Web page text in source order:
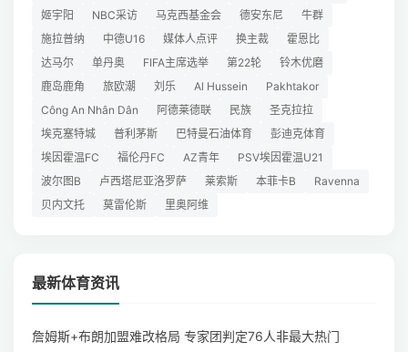
姬宇阳
NBC采访 马克西基金会 德安东尼
牛群
施拉普纳
中德U16 媒体人点评 换主裁
霍恩比
达马尔
单丹奥 FIFA主席选举 第22轮
铃木优磨
鹿岛鹿角
旅欧潮 刘乐 Al Hussein
Pakhtakor
Công An Nhân Dân
阿德莱德联 民族
圣克拉拉
埃克塞特城
普利茅斯 巴特曼石油体育
彭迪克体育
埃因霍温FC
福伦丹FC AZ青年
PSV埃因霍温U21
波尔图B
卢西塔尼亚洛罗萨 莱索斯 本菲卡B
Ravenna
贝内文托
莫雷伦斯 里奥阿维
最新体育资讯
詹姆斯+布朗加盟难改格局 专家团判定76人非最大热门